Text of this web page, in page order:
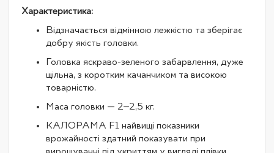
Характеристика:
Відзначається відмінною лежкістю та зберігає
добру якість головки.
Головка яскраво-зеленого забарвлення, дуже
щільна, з коротким качанчиком та високою
товарністю.
Маса головки — 2‒2,5 кг.
КАЛОРАМА F1 найвищі показники
врожайності здатний показувати при